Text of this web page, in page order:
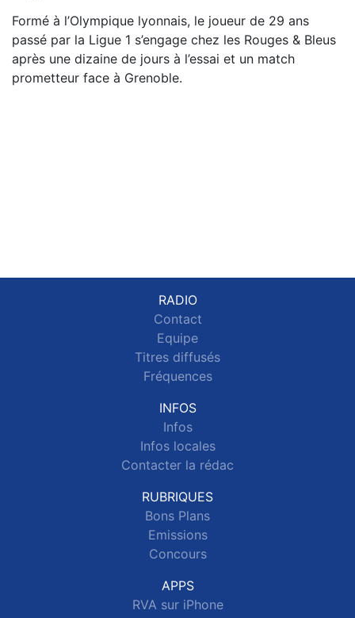
Formé à l’Olympique lyonnais, le joueur de 29 ans
passé par la Ligue 1 s’engage chez les Rouges & Bleus
après une dizaine de jours à l’essai et un match
prometteur face à Grenoble.
RADIO
Contact
Equipe
Titres diffusés
Fréquences
INFOS
Infos
Infos locales
Contacter la rédac
RUBRIQUES
Bons Plans
Emissions
Concours
APPS
RVA sur iPhone